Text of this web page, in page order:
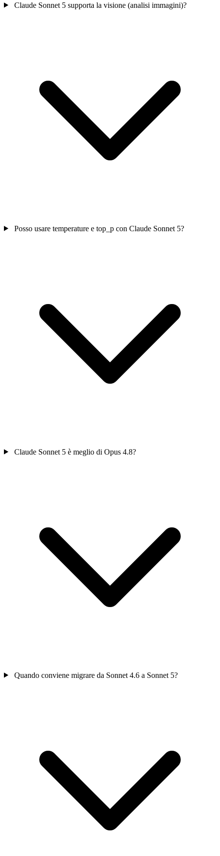
Claude Sonnet 5 supporta la visione (analisi immagini)?
Posso usare temperature e top_p con Claude Sonnet 5?
Claude Sonnet 5 è meglio di Opus 4.8?
Quando conviene migrare da Sonnet 4.6 a Sonnet 5?